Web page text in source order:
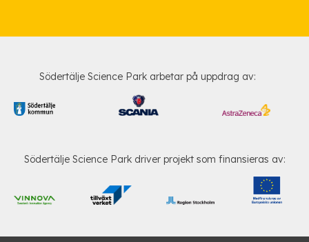
Södertälje Science Park arbetar på uppdrag av:
Södertälje Science Park driver projekt som finansieras av: